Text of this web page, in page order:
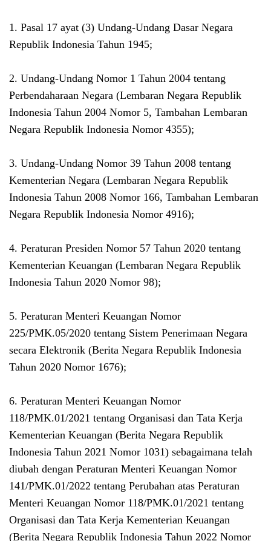
1. Pasal 17 ayat (3) Undang-Undang Dasar Negara
Republik Indonesia Tahun 1945;
2. Undang-Undang Nomor 1 Tahun 2004 tentang
Perbendaharaan Negara (Lembaran Negara Republik
Indonesia Tahun 2004 Nomor 5, Tambahan Lembaran
Negara Republik Indonesia Nomor 4355);
3. Undang-Undang Nomor 39 Tahun 2008 tentang
Kementerian Negara (Lembaran Negara Republik
Indonesia Tahun 2008 Nomor 166, Tambahan Lembaran
Negara Republik Indonesia Nomor 4916);
4. Peraturan Presiden Nomor 57 Tahun 2020 tentang
Kementerian Keuangan (Lembaran Negara Republik
Indonesia Tahun 2020 Nomor 98);
5. Peraturan Menteri Keuangan Nomor
225/PMK.05/2020 tentang Sistem Penerimaan Negara
secara Elektronik (Berita Negara Republik Indonesia
Tahun 2020 Nomor 1676);
6. Peraturan Menteri Keuangan Nomor
118/PMK.01/2021 tentang Organisasi dan Tata Kerja
Kementerian Keuangan (Berita Negara Republik
Indonesia Tahun 2021 Nomor 1031) sebagaimana telah
diubah dengan Peraturan Menteri Keuangan Nomor
141/PMK.01/2022 tentang Perubahan atas Peraturan
Menteri Keuangan Nomor 118/PMK.01/2021 tentang
Organisasi dan Tata Kerja Kementerian Keuangan
(Berita Negara Republik Indonesia Tahun 2022 Nomor